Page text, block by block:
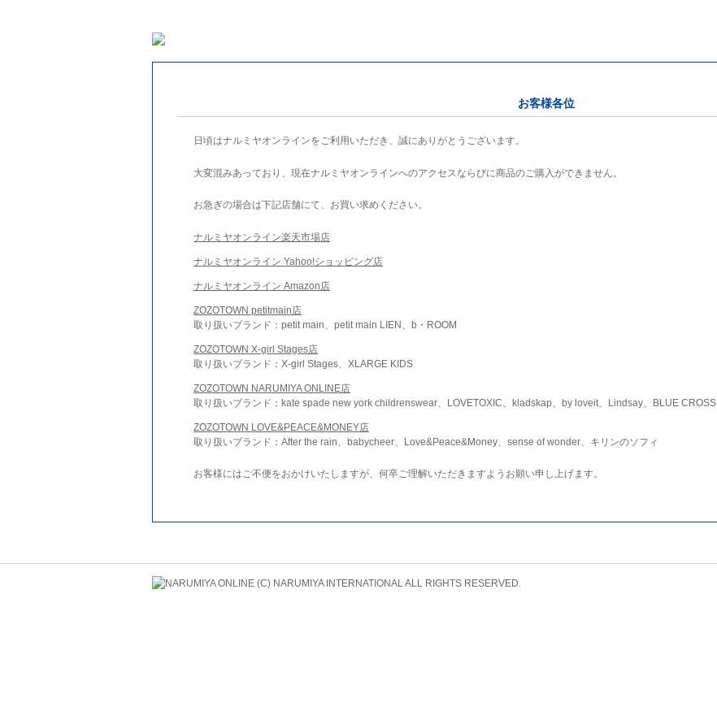
お客様各位
日頃はナルミヤオンラインをご利用いただき、誠にありがとうございます。
大変混みあっており、現在ナルミヤオンラインへのアクセスならびに商品のご購入ができません。
お急ぎの場合は下記店舗にて、お買い求めください。
ナルミヤオンライン楽天市場店
ナルミヤオンライン Yahoo!ショッピング店
ナルミヤオンライン Amazon店
ZOZOTOWN petitmain店
取り扱いブランド：petit main、petit main LIEN、b・ROOM
ZOZOTOWN X-girl Stages店
取り扱いブランド：X-girl Stages、XLARGE KIDS
ZOZOTOWN NARUMIYA ONLINE店
取り扱いブランド：kate spade new york childrenswear、LOVETOXIC、kladskap、by loveit、Lindsay、BLUE CROSS
ZOZOTOWN LOVE&PEACE&MONEY店
取り扱いブランド：After the rain、babycheer、Love&Peace&Money、sense of wonder、キリンのソフィ
お客様にはご不便をおかけいたしますが、何卒ご理解いただきますようお願い申し上げます。